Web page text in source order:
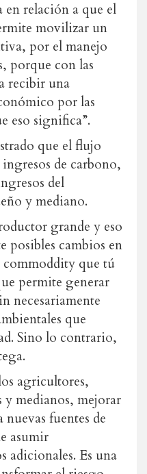
en relación a que el
movilizar un
por el manejo
porque con las
recibir una
por las
eso significa”.
que el flujo
de carbono,
del
y mediano.
grande y eso
posibles cambios en
que tú
permite generar
necesariamente
que
Sino lo contrario,
agricultores,
y medianos, mejorar
nuevas fuentes de
asumir
adicionales. Es una